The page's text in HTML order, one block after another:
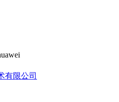
有限公司